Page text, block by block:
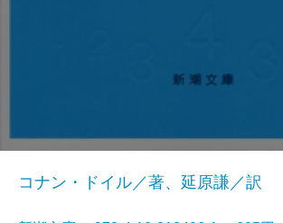
コナン・ドイル／著、延原謙／訳